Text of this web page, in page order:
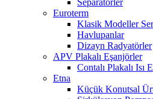
Separatörler
Euroterm
Klasik Modeller
Havlupanlar
Dizayn Radyatörler
APV Plakalı Eşanjörler
Contalı Plakalı Isı
Etna
Küçük Konutsal